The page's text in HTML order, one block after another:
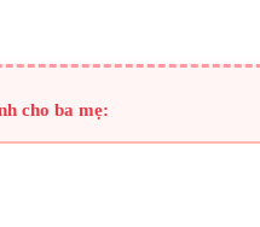
cho ba mẹ: